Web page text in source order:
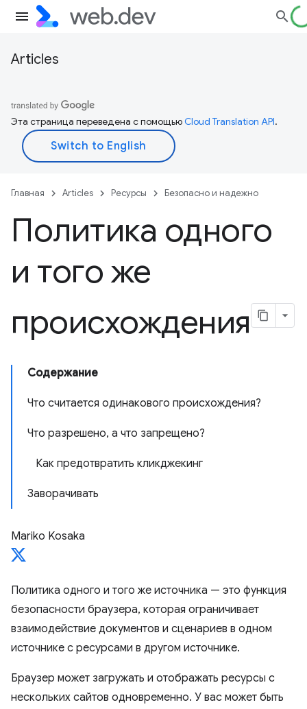
Articles
Эта страница переведена с помощьюCloud Translation API.
Главная Articles Ресурсы Безопасно и надежно
Политика одного
и того же
происхождения
Содержание
Что считается одинакового происхождения?
Что разрешено, а что запрещено?
Как предотвратить кликджекинг
Заворачивать
Mariko Kosaka
Политика одного и того же источника — это функция
безопасности браузера, которая ограничивает
взаимодействие документов и сценариев в одном
источнике с ресурсами в другом источнике.
Браузер может загружать и отображать ресурсы с
нескольких сайтов одновременно. У вас может быть